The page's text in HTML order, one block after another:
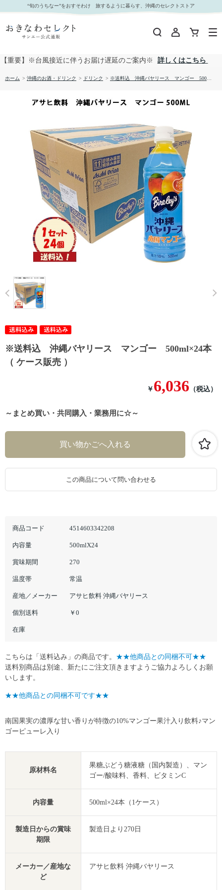
※送料込 沖縄バヤリース マンゴー 500ml×24本（ ケース販売 ）｜おきなわセレクト サン
エー公式通販
“旬のうちなー”をおすそわけ 旅するように暮らす、沖縄のセレクトストア
【重要】※台風接近に伴うお届け遅延のご案内※ 詳しくはこちら
ホーム > 沖縄のお酒・ドリンク > ドリンク > ※送料込 沖縄バヤリース マンゴー 500ml×24本（ ケース販売 ）
Prev
※送料込 沖縄バヤリース マンゴー 500ml×24本
（ ケース販売 ）
～まとめ買い・共同購入・業務用に☆～
￥ 6,036 （税込）
商品コード 4514603342208
内容量 500mlX24
賞味期間 270
温度帯 常温
産地／メーカー アサヒ飲料 沖縄バヤリース
個別送料 ￥0
在庫
この商品について問い合わせる
★★他商品との同梱不可です★★
南国果実の濃厚な甘い香りが特徴の10%マンゴー果汁入り飲料♪マン
ゴーピューレ入り
原材料名
果糖ぶどう糖液糖（国内製造）、マン
ゴー/酸味料、香料、ビタミンC
内容量 500ml×24本（1ケース）
製造日からの賞味
期限
製造日より270日
メーカー／産地な
ど
アサヒ飲料 沖縄バヤリース
こちらは「送料込み」の商品です。 ★★他商品との同梱不可★★
送料別商品は別途、新たにご注文頂きますようご協力よろしくお願
いします。